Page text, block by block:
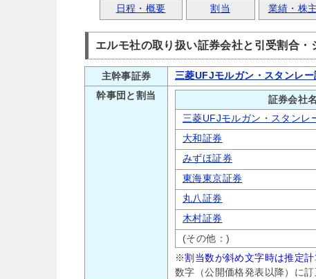
日程・概要 割当 業績・株主
エルモ社の取り扱い証券会社と引受割合・
主幹事証券
三菱UFJモルガン・スタンレー
幹事団と割当
証券会社名
三菱UFJモルガン・スタンレ
大和証券
みずほ証券
東海東京証券
丸八証券
木村証券
(その他：)
※割当数が斜め文字時は推定
数字（公開価格発表以降）に